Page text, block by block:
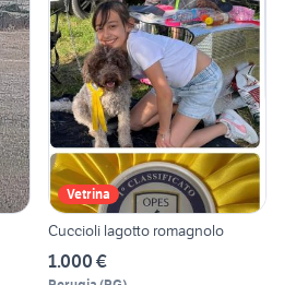
Vetrina
Cuccioli lagotto romagnolo
1.000 €